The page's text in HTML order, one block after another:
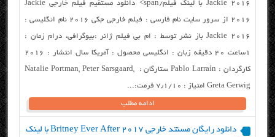
Jackie 2016 با لینک فیلم/span> دانلود مستقیم فیلم خارجی Jackie
2016 از سرور سایت نام فارسی : فیلم خارجی جکی ۲۰۱۶ نام انگلیسی :
Jackie 2016 باز نشر توسط : ام بی فیلم ژانر :بیوگرافی، درام زمان :
۱ساعت ۴۰ دقیقه زبان : انگلیسی محصول : آمریکا سال انتشار : ۲۰۱۶
کارگردان : Pablo Larraín ستارگان : Natalie Portman, Peter Sarsgaard,
Greta Gerwig امتیاز : ۷٫۱/۱۰ فرمت:...
ادامه مطلب
دانلود رایگان مسنتد خارجی Britney Ever After 2017 با لینک